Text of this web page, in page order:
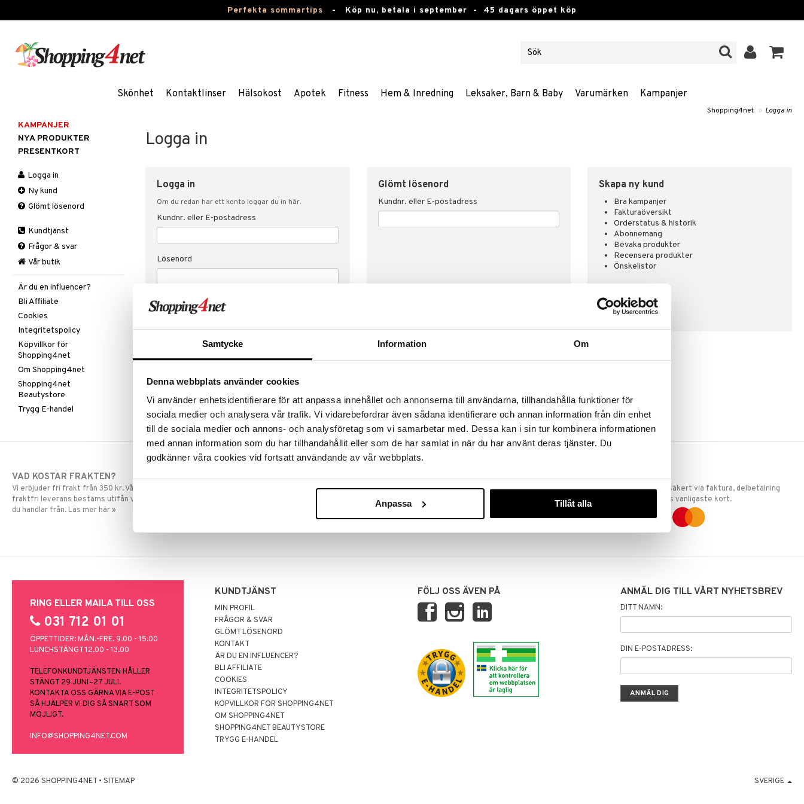
Samtycke Information Om
Denna webbplats använder cookies
Vi använder enhetsidentifierare för att anpassa innehållet och annonserna till användarna, tillhandahålla funktioner för
sociala medier och analysera vår trafik. Vi vidarebefordrar även sådana identifierare och annan information från din enhet
till de sociala medier och annons- och analysföretag som vi samarbetar med. Dessa kan i sin tur kombinera informationen
med annan information som du har tillhandahållit eller som de har samlat in när du har använt deras tjänster. Du
godkänner våra cookies vid fortsatt användande av vår webbplats.
Anpassa Tillåt alla
Perfekta sommartips - Köp nu, betala i september - 45 dagars öppet köp
Skönhet Kontaktlinser Hälsokost Apotek Fitness Hem & Inredning Leksaker, Barn & Baby Varumärken Kampanjer
Shopping4net » Logga in
Logga in
Logga in
Om du redan har ett konto loggar du in här.
Kundnr. eller E-postadress
Lösenord
Glömt lösenord
Kundnr. eller E-postadress
Skapa ny kund
Bra kampanjer
Fakturaöversikt
Orderstatus & historik
Abonnemang
Bevaka produkter
Recensera produkter
Önskelistor
SKAPA KUND
KAMPANJER
NYA PRODUKTER
PRESENTKORT
Logga in
Ny kund
Glömt lösenord
Kundtjänst
Frågor & svar
Vår butik
Är du en influencer?
Bli Affiliate
Cookies
Integritetspolicy
Köpvillkor för
Shopping4net
Om Shopping4net
Shopping4net
Beautystore
Trygg E-handel
VAD KOSTAR FRAKTEN?
Vi erbjuder fri frakt från 350 kr. Vår gräns för
fraktfri leverans bestäms utifån vilken avdelning
du handlar från. Läs mer här »
SNABBA LEVERANSER
Beställningar lagda före 14:00 (gäller varor i lager)
GODKÄND AV LÄKEMEDELSVERKET
EU-logotypen är symbolen som visar att vi är
godkända av Läkemedelsverket gällande
försäljning av läkemedel.
TRYGGA KÖP
Handla tryggt & säkert via faktura, delbetalning
eller marknadens vanligaste kort.
RING ELLER MAILA TILL OSS
031 712 01 01
ÖPPETTIDER: MÅN.-FRE. 9.00 - 15.00
LUNCHSTÄNGT 12.00 - 13.00
TELEFONKUNDTJÄNSTEN HÅLLER
STÄNGT 29 JUNI–27 JULI.
KONTAKTA OSS GÄRNA VIA E-POST
SÅ HJÄLPER VI DIG SÅ SNART SOM
MÖJLIGT.
INFO@SHOPPING4NET.COM
KUNDTJÄNST
MIN PROFIL
FRÅGOR & SVAR
GLÖMT LÖSENORD
KONTAKT
ÄR DU EN INFLUENCER?
BLI AFFILIATE
COOKIES
INTEGRITETSPOLICY
KÖPVILLKOR FÖR SHOPPING4NET
OM SHOPPING4NET
SHOPPING4NET BEAUTYSTORE
TRYGG E-HANDEL
FÖLJ OSS ÄVEN PÅ ANMÄL DIG TILL VÅRT NYHETSBREV
DITT NAMN:
DIN E-POSTADRESS:
© 2026 SHOPPING4NET • SITEMAP SVERIGE